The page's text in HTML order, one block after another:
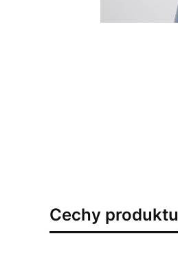
Cechy produktu